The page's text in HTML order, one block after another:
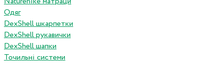
Одяг
DexShell шкарпетки
DexShell рукавички
DexShell шапки
Точильні системи